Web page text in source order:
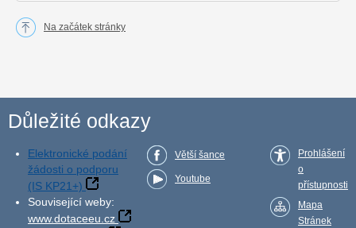
Na začátek stránky
Důležité odkazy
Elektronické podání
žádosti o podporu
(IS KP21+)
Související weby:
www.dotaceeu.cz
Větší šance
Youtube
Prohlášení
o
přístupnosti
Mapa
Stránek